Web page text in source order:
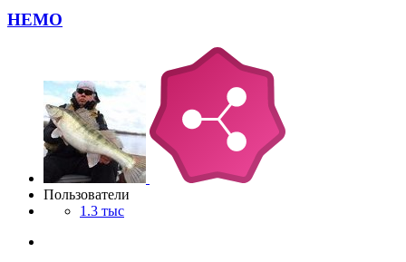
НЕМО
Пользователи
1.3 тыс